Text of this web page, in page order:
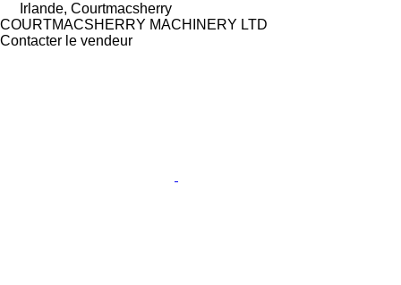
Irlande, Courtmacsherry
COURTMACSHERRY MACHINERY LTD
Contacter le vendeur